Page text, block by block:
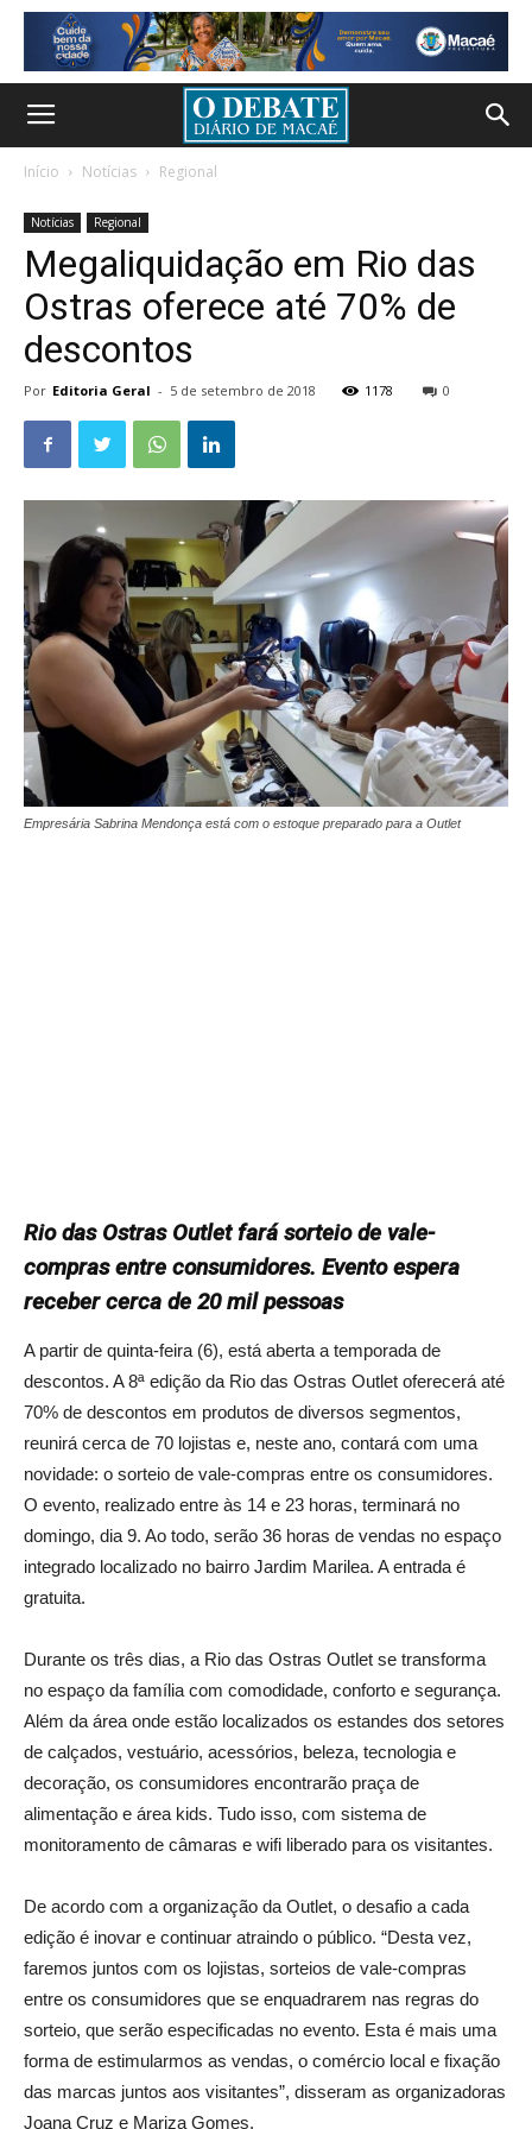
Início Notícias Regional
Notícias Regional
Megaliquidação em Rio das
Ostras oferece até 70% de
descontos
Por Editoria Geral - 5 de setembro de 2018 1178 0
Empresária Sabrina Mendonça está com o estoque preparado para a Outlet
Rio das Ostras Outlet fará sorteio de vale-
compras entre consumidores. Evento espera
receber cerca de 20 mil pessoas
A partir de quinta-feira (6), está aberta a temporada de
descontos. A 8ª edição da Rio das Ostras Outlet oferecerá até
70% de descontos em produtos de diversos segmentos,
reunirá cerca de 70 lojistas e, neste ano, contará com uma
novidade: o sorteio de vale-compras entre os consumidores.
O evento, realizado entre às 14 e 23 horas, terminará no
domingo, dia 9. Ao todo, serão 36 horas de vendas no espaço
integrado localizado no bairro Jardim Marilea. A entrada é
gratuita.
Durante os três dias, a Rio das Ostras Outlet se transforma
no espaço da família com comodidade, conforto e segurança.
Além da área onde estão localizados os estandes dos setores
de calçados, vestuário, acessórios, beleza, tecnologia e
decoração, os consumidores encontrarão praça de
alimentação e área kids. Tudo isso, com sistema de
monitoramento de câmaras e wifi liberado para os visitantes.
De acordo com a organização da Outlet, o desafio a cada
edição é inovar e continuar atraindo o público. “Desta vez,
faremos juntos com os lojistas, sorteios de vale-compras
entre os consumidores que se enquadrarem nas regras do
sorteio, que serão especificadas no evento. Esta é mais uma
forma de estimularmos as vendas, o comércio local e fixação
das marcas juntos aos visitantes”, disseram as organizadoras
Joana Cruz e Mariza Gomes.